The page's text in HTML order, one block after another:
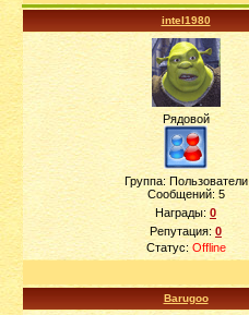
intel1980
Рядовой
Группа: Пользователи
Сообщений: 5
Награды:0
Репутация: 0
Статус: Offline
Barugoo